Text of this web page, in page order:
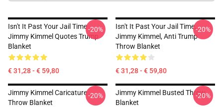
Isn't It Past Your Jail Time
Jimmy Kimmel Quotes Trump
Blanket
€ 31,28 - € 59,80
-20%
Isn't It Past Your Jail Time,
Jimmy Kimmel, Anti Trump
Throw Blanket
€ 31,28 - € 59,80
-20%
Jimmy Kimmel Caricature
Throw Blanket
-20%
Jimmy Kimmel Busted Throw
Blanket
-20%